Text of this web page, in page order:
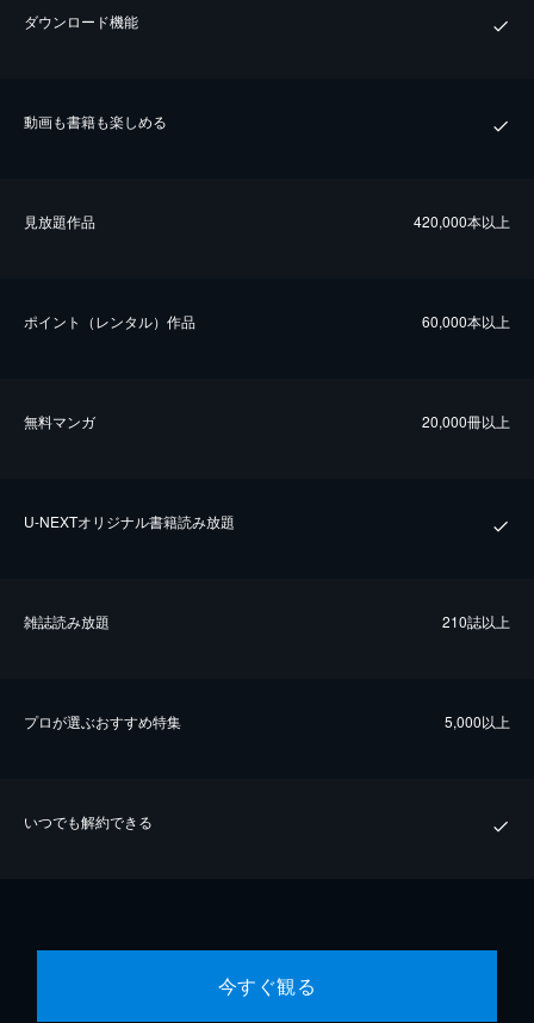
ダウンロード機能
動画も書籍も楽しめる
⾒放題作品 420,000本以上
ポイント（レンタル）作品 60,000本以上
無料マンガ 20,000冊以上
U-NEXTオリジナル書籍読み放題
雑誌読み放題 210誌以上
プロが選ぶおすすめ特集 5,000以上
いつでも解約できる
今すぐ観る